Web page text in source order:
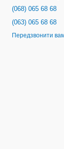
(068) 065 68 68
(063) 065 68 68
Передзвонити